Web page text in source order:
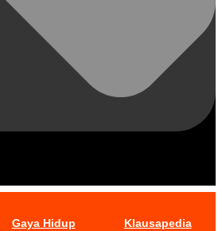
Gaya Hidup Klausapedia